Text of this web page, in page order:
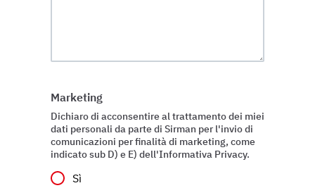
Marketing
Dichiaro di acconsentire al trattamento dei miei
dati personali da parte di Sirman per l'invio di
comunicazioni per finalità di marketing, come
indicato sub D) e E) dell'Informativa Privacy.
Sì